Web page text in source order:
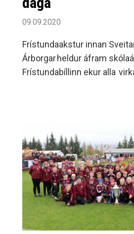
09.09.2020
Frístundaakstur innan
Árborgar heldur áfram
Frístundabíllinn ekur alla